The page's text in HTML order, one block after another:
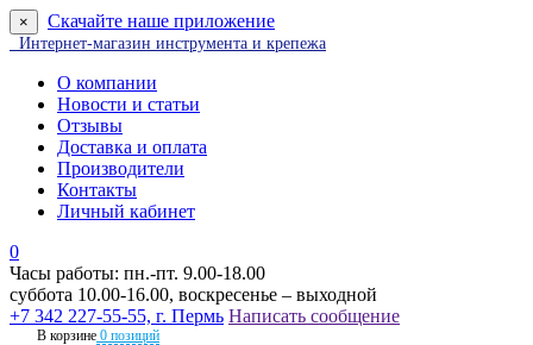
× Скачайте наше приложение
Интернет-магазин инструмента и крепежа
О компании
Новости и статьи
Отзывы
Доставка и оплата
Производители
Контакты
Личный кабинет
0
Часы работы: пн.-пт. 9.00-18.00
суббота 10.00-16.00, воскресенье – выходной
+7 342 227-55-55, г. Пермь Написать сообщение
В корзине 0 позиций